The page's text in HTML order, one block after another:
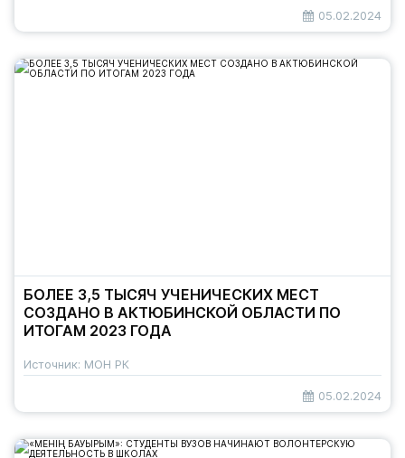
05.02.2024
БОЛЕЕ 3,5 ТЫСЯЧ УЧЕНИЧЕСКИХ МЕСТ
СОЗДАНО В АКТЮБИНСКОЙ ОБЛАСТИ ПО
ИТОГАМ 2023 ГОДА
Источник: МОН РК
05.02.2024